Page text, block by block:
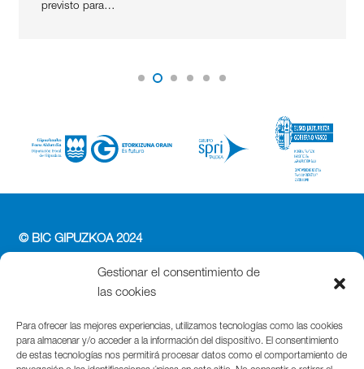
Gestionar el consentimiento de
las cookies
Para ofrecer las mejores experiencias, utilizamos tecnologías como las cookies
para almacenar y/o acceder a la información del dispositivo. El consentimiento
de estas tecnologías nos permitirá procesar datos como el comportamiento de
previsto para…
© BIC GIPUZKOA 2024
PERFIL DEL CONTRATANTE
ACCESIBILIDAD
POLÍTICA DE COOKIES
AVISO LEGAL